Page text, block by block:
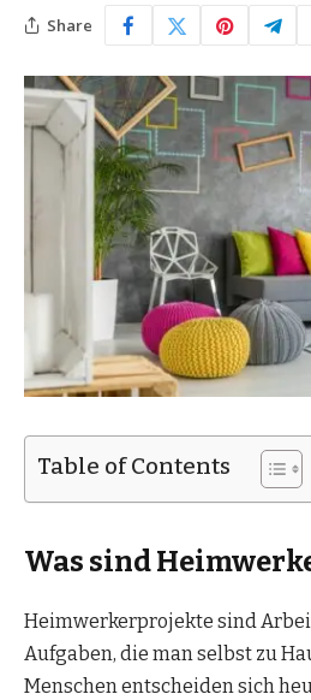
Share
Table of Contents
Was sind
Heimwerkerprojekte sind
Aufgaben, die man selbst zu
Menschen entscheiden sich